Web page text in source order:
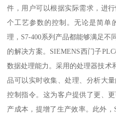
件，用户可以根据实际需求，进
个工艺参数的控制。无论是简单
理，S7-400系列产品都能够满足不
的解决方案。SIEMENS西门子
数据处理能力。采用的处理器技术
品可以实时收集、处理、分析大
控制指令。这为客户提供了更、
产成本，提增了生产效率。此外，